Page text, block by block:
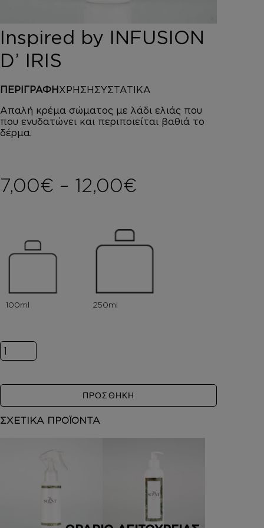
HOROMIA
SPECIAL OFFERS
ΚΑΛΑΘΙ
Inspired by INFUSION
D’ IRIS
ΠΕΡΙΓΡΑΦΗ ΧΡΗΣΗ ΣΥΣΤΑΤΙΚΑ
Απαλή κρέμα σώματος με λάδι ελιάς που
που ενυδατώνει και περιποιείται βαθιά το
δέρμα.
7,00€ – 12,00€
Inspired by INFUSION D' IRIS ποσότητα
ΠΡΟΣΘΗΚΗ
ΣΧΕΤΙΚΑ ΠΡΟΪΟΝΤΑ